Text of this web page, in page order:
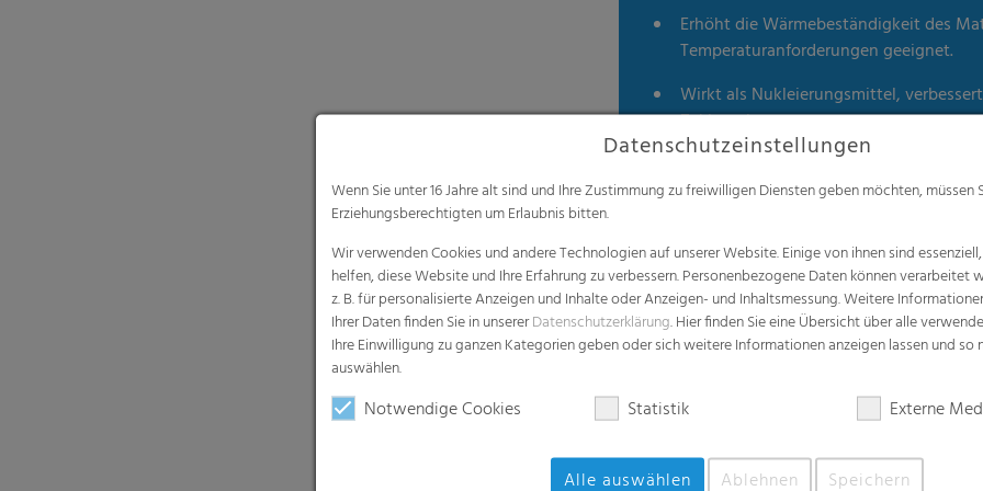
Erhöht die Wärmebeständigkeit des
Temperaturanforderungen geeignet.
Wirkt als Nukleierungsmittel,
Zykluszeiten.
Bietet bessere
eignet sich dadurch ideal für
Weißes Masterbatch
Weißes Masterbatch ist ein Grundpfeiler
Datenschutzeinstellungen
Wenn Sie unter 16 Jahre alt sind und Ihre Zustimmung zu freiwilligen Diensten geben möchten, müssen
Erziehungsberechtigten um Erlaubnis bitten.
Wir verwenden Cookies und andere Technologien auf unserer Website. Einige von ihnen sind
helfen, diese Website und Ihre Erfahrung zu verbessern. Personenbezogene Daten können verarbeitet
z. B. für personalisierte Anzeigen und Inhalte oder Anzeigen- und Inhaltsmessung. Weitere
Ihrer Daten finden Sie in unsererDatenschutzerklärung. Hier finden Sie eine Übersicht über alle
Ihre Einwilligung zu ganzen Kategorien geben oder sich weitere Informationen anzeigen lassen und so
auswählen.
Notwendige Cookies Statistik Externe
Alle auswählen Ablehnen Speichern